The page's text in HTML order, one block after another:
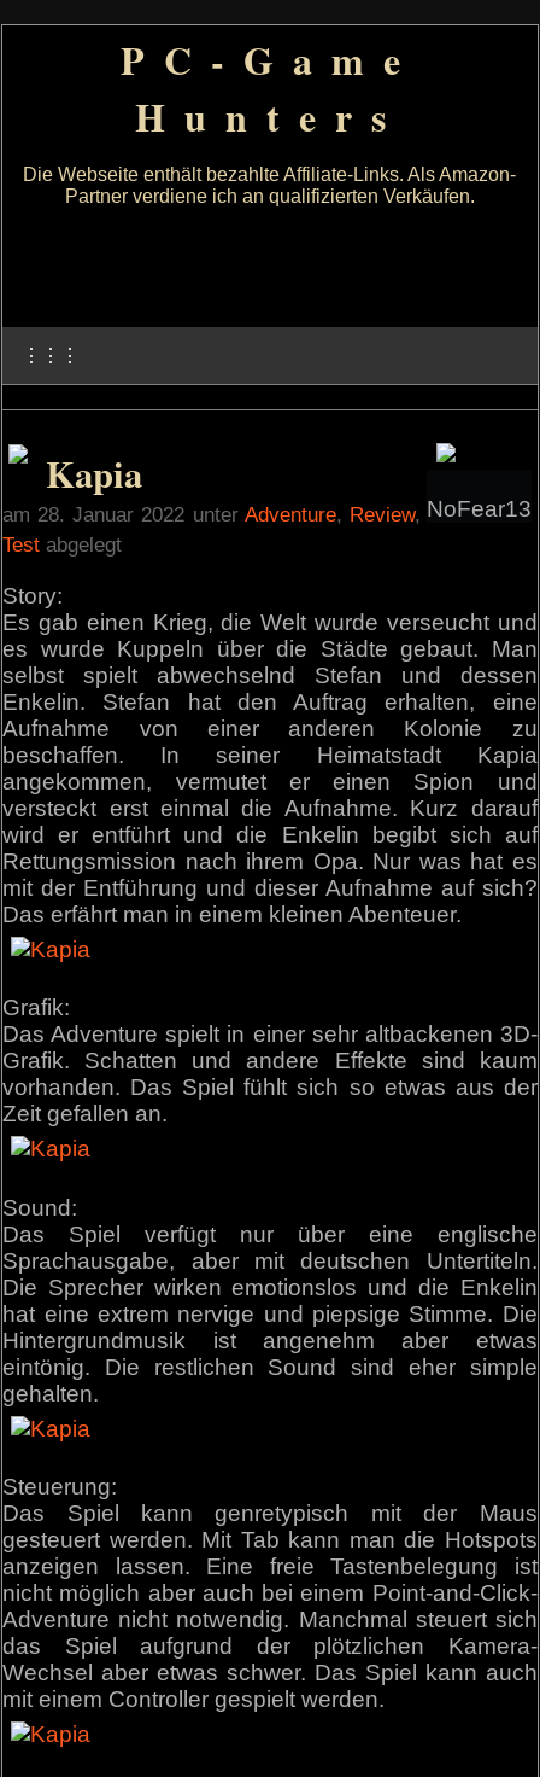
PC-Game
Hunters
Die Webseite enthält bezahlte Affiliate-Links. Als Amazon-
Partner verdiene ich an qualifizierten Verkäufen.
⋮⋮⋮
NoFear13
Kapia
am 28. Januar 2022 unter Adventure, Review,
Test abgelegt
Story:
Es gab einen Krieg, die Welt wurde verseucht und
es wurde Kuppeln über die Städte gebaut. Man
selbst spielt abwechselnd Stefan und dessen
Enkelin. Stefan hat den Auftrag erhalten, eine
Aufnahme von einer anderen Kolonie zu
beschaffen. In seiner Heimatstadt Kapia
angekommen, vermutet er einen Spion und
versteckt erst einmal die Aufnahme. Kurz darauf
wird er entführt und die Enkelin begibt sich auf
Rettungsmission nach ihrem Opa. Nur was hat es
mit der Entführung und dieser Aufnahme auf sich?
Das erfährt man in einem kleinen Abenteuer.
Grafik:
Das Adventure spielt in einer sehr altbackenen 3D-
Grafik. Schatten und andere Effekte sind kaum
vorhanden. Das Spiel fühlt sich so etwas aus der
Zeit gefallen an.
Sound:
Das Spiel verfügt nur über eine englische
Sprachausgabe, aber mit deutschen Untertiteln.
Die Sprecher wirken emotionslos und die Enkelin
hat eine extrem nervige und piepsige Stimme. Die
Hintergrundmusik ist angenehm aber etwas
eintönig. Die restlichen Sound sind eher simple
gehalten.
Steuerung:
Das Spiel kann genretypisch mit der Maus
gesteuert werden. Mit Tab kann man die Hotspots
anzeigen lassen. Eine freie Tastenbelegung ist
nicht möglich aber auch bei einem Point-and-Click-
Adventure nicht notwendig. Manchmal steuert sich
das Spiel aufgrund der plötzlichen Kamera-
Wechsel aber etwas schwer. Das Spiel kann auch
mit einem Controller gespielt werden.